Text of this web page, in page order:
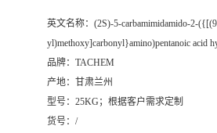
英文名称： (2S)-5-carbamimidamido-2-
yl)methoxy]carbonyl}amino)pentanoic acid
品牌： TACHEM
产地： 甘肃兰州
型号： 25KG；根据客户需求定制
货号： /